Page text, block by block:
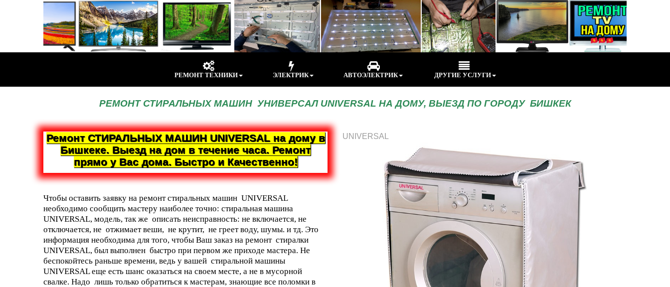
РЕМОНТ ТЕХНИКИ ЭЛЕКТРИК АВТОЭЛЕКТРИК ДРУГИЕ УСЛУГИ
РЕМОНТ СТИРАЛЬНЫХ МАШИН УНИВЕРСАЛ UNIVERSAL НА ДОМУ, ВЫЕЗД ПО ГОРОДУ БИШКЕК
Ремонт СТИРАЛЬНЫХ МАШИН UNIVERSAL на дому в
Бишкеке. Выезд на дом в течение часа. Ремонт
прямо у Вас дома. Быстро и Качественно!
Чтобы оставить заявку на ремонт стиральных машин UNIVERSAL
необходимо сообщить мастеру наиболее точно: стиральная машина
UNIVERSAL, модель, так же описать неисправность: не включается, не
отключается, не отжимает веши, не крутит, не греет воду, шумы. и тд. Это
информация необходима для того, чтобы Ваш заказ на ремонт стиралки
UNIVERSAL, был выполнен быстро при первом же приходе мастера. Не
беспокойтесь раньше времени, ведь у вашей стиральной машины
UNIVERSAL еще есть шанс оказаться на своем месте, а не в мусорной
свалке. Надо лишь только обратиться к мастерам, знающие все поломки в
UNIVERSAL